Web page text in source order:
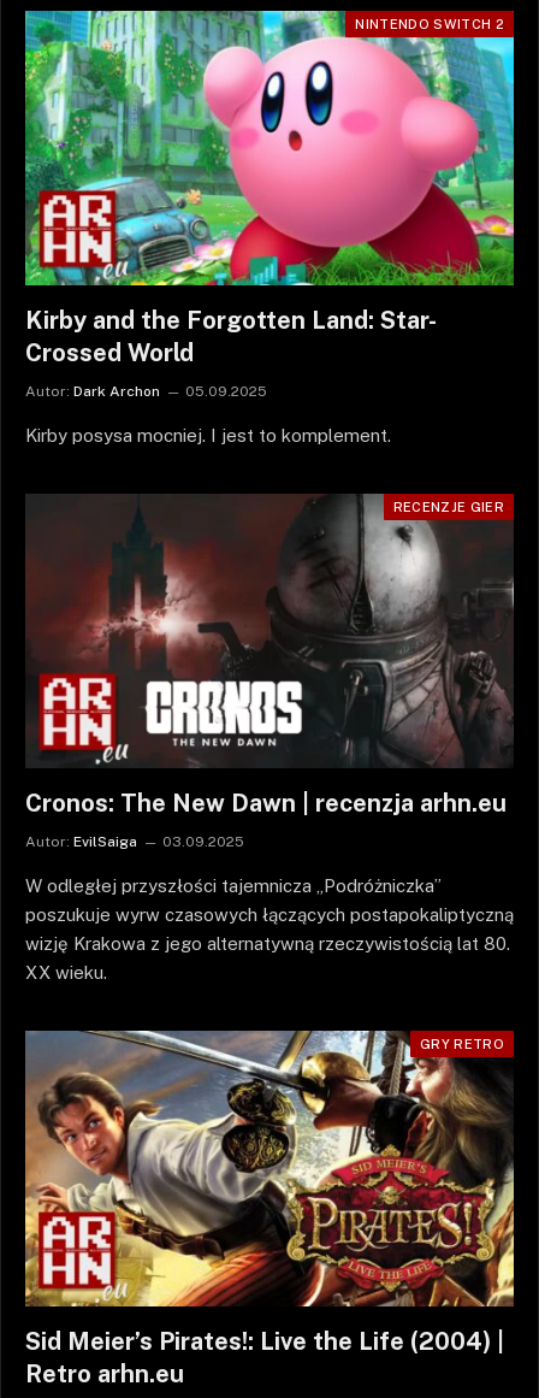
NINTENDO SWITCH 2
Kirby and the Forgotten Land: Star-
Crossed World
Autor: Dark Archon 05.09.2025
Kirby posysa mocniej. I jest to komplement.
RECENZJE GIER
Cronos: The New Dawn | recenzja arhn.eu
Autor: EvilSaiga 03.09.2025
W odległej przyszłości tajemnicza „Podróżniczka”
poszukuje wyrw czasowych łączących postapokaliptyczną
wizję Krakowa z jego alternatywną rzeczywistością lat 80.
XX wieku.
GRY RETRO
Sid Meier’s Pirates!: Live the Life (2004) |
Retro arhn.eu